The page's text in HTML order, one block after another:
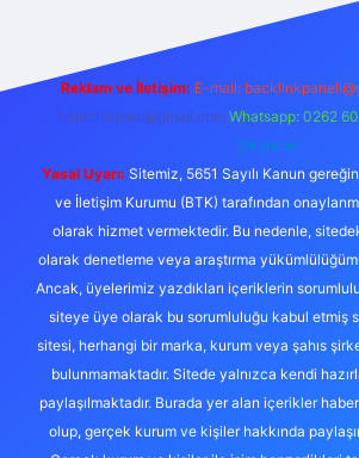
Reklam ve İletişim: E-mail:
forumhizmeti@gmail.com Whatsapp: 0262
@karabul
Yasal Uyarı: Sitemiz, 5651 Sayılı Kanun
ve İletişim Kurumu (BTK) tarafından
olarak hizmet vermektedir. Bu nedenle,
olarak denetleme veya araştırma
Ancak, üyelerimiz yazdıkları içeriklerin
siteye üye olarak bu sorumluluğu kabul etmiş
sitesi, herhangi bir marka, kurum veya şahıs
bulunmamaktadır. Sitede yalnızca kendi
paylaşılmaktadır. Burada yer alan içerikler
olup, gerçek kurum ve kişiler hakkında